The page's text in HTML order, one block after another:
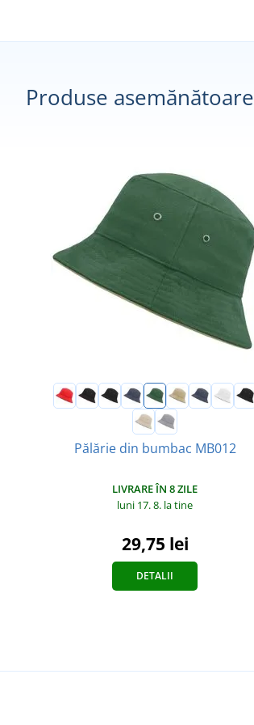
Produse asemănătoare
Pălărie din bumbac MB012
LIVRARE ÎN 8 ZILE
luni 17. 8. la tine
29,75 lei
DETALII